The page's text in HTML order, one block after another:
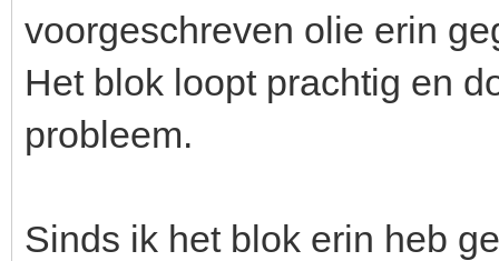
voorgeschreven olie erin
Het blok loopt prachtig en
probleem.
Sinds ik het blok erin heb